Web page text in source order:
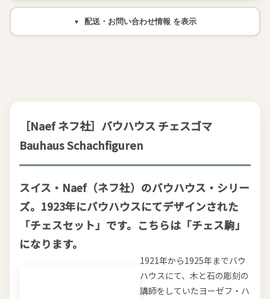
配送・お問い合わせ情報
［Naef ネフ社］バウハウス チェスゴマ
Bauhaus Schachfiguren
スイス・Naef（ネフ社）のバウハウス・シリー
ズ。1923年にバウハウスにてデザインされた
「チェスセット」です。こちらは「チェス駒」
になります。
1921年から1925年までバウ
ハウスにて、木と石の彫刻の
講師をしていたヨーゼフ・ハ